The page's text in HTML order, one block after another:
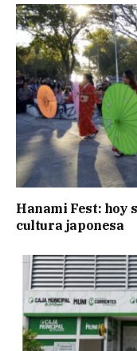
Hanami Fest: hoy
cultura japonesa